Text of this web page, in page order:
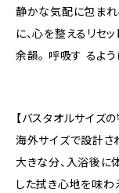
静かな気配に包まれ
に、心を整えるリセ
余韻。 呼吸す るよう
【バスタオルサイズの
海外サイズで設計さ
大きな分、入浴後に
した拭き心地を味わ